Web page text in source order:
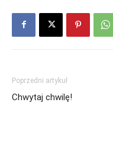
Poprzedni artykuł
Chwytaj chwilę!